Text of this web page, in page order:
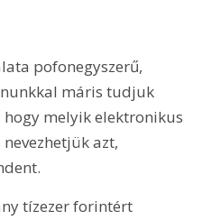
pofonegyszerű,
máris tudjuk
melyik elektronikus
azt,
tízezer forintért